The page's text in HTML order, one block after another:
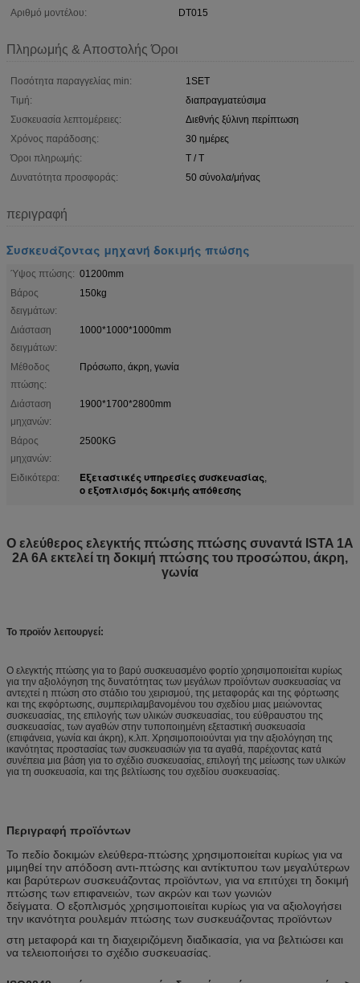
Αριθμό μοντέλου:
DT015
Πληρωμής & Αποστολής Όροι
Ποσότητα παραγγελίας min:
1SET
Τιμή:
διαπραγματεύσιμα
Συσκευασία λεπτομέρειες:
Διεθνής ξύλινη περίπτωση
Χρόνος παράδοσης:
30 ημέρες
Όροι πληρωμής:
T / T
Δυνατότητα προσφοράς:
50 σύνολα/μήνας
περιγραφή
Συσκευάζοντας μηχανή δοκιμής πτώσης
Ύψος πτώσης: 01200mm
Βάρος
δειγμάτων:
150kg
Διάσταση
δειγμάτων:
1000*1000*1000mm
Μέθοδος
πτώσης:
Πρόσωπο, άκρη, γωνία
Διάσταση
μηχανών:
1900*1700*2800mm
Βάρος
μηχανών:
2500KG
Ειδικότερα: Εξεταστικές υπηρεσίες συσκευασίας,
ο εξοπλισμός δοκιμής απόθεσης
Ο ελεύθερος ελεγκτής πτώσης πτώσης συναντά ISTA 1A
2A 6A εκτελεί τη δοκιμή πτώσης του προσώπου, άκρη,
γωνία
Το προϊόν λειτουργεί:
Ο ελεγκτής πτώσης για το βαρύ συσκευασμένο φορτίο χρησιμοποιείται κυρίως
για την αξιολόγηση της δυνατότητας των μεγάλων προϊόντων συσκευασίας να
αντεχτεί η πτώση στο στάδιο του χειρισμού, της μεταφοράς και της φόρτωσης
και της εκφόρτωσης, συμπεριλαμβανομένου του σχεδίου μιας μειώνοντας
συσκευασίας, της επιλογής των υλικών συσκευασίας, του εύθραυστου της
συσκευασίας, των αγαθών στην τυποποιημένη εξεταστική συσκευασία
(επιφάνεια, γωνία και άκρη), κ.λπ. Χρησιμοποιούνται για την αξιολόγηση της
ικανότητας προστασίας των συσκευασιών για τα αγαθά, παρέχοντας κατά
συνέπεια μια βάση για το σχέδιο συσκευασίας, επιλογή της μείωσης των υλικών
για τη συσκευασία, και της βελτίωσης του σχεδίου συσκευασίας.
Περιγραφή προϊόντων
Το πεδίο δοκιμών ελεύθερα-πτώσης χρησιμοποιείται κυρίως για να
μιμηθεί την απόδοση αντι-πτώσης και αντίκτυπου των μεγαλύτερων
και βαρύτερων συσκευάζοντας προϊόντων, για να επιτύχει τη δοκιμή
πτώσης των επιφανειών, των ακρών και των γωνιών
δείγματα. Ο εξοπλισμός χρησιμοποιείται κυρίως για να αξιολογήσει
την ικανότητα ρουλεμάν πτώσης των συσκευάζοντας προϊόντων
στη μεταφορά και τη διαχειριζόμενη διαδικασία, για να βελτιώσει και
να τελειοποιήσει το σχέδιο συσκευασίας.